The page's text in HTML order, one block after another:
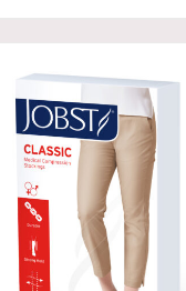
Опции
можно
выбрать
на
странице
товара.